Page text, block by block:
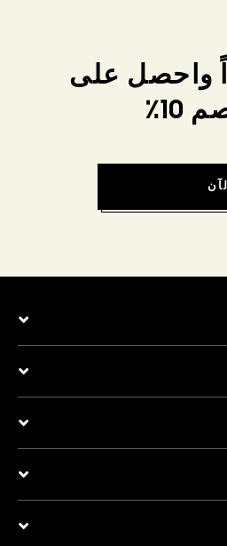
واحصل على
10٪